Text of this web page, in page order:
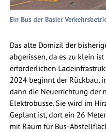
Ein Bus der Basler
Das alte Domizil der
abgerissen, da es zu klein
erforderlichen
2024 beginnt der Rückbau,
dann die Neuerrichtung der
Elektrobusse. Sie wird im
Geplant ist, dort ein 26
mit Raum für Bus-